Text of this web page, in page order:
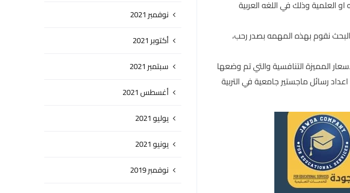
العلمية وذلك في اللغه العربية
نقوم بهذه المهمه بصدر رحب،
المميزة التنافسية والتي تم وضعها
رسائل ماجستير جامعية في التربية
نوفمبر 2021
أكتوبر 2021
سبتمبر 2021
أغسطس 2021
يوليو 2021
يونيو 2021
نوفمبر 2019